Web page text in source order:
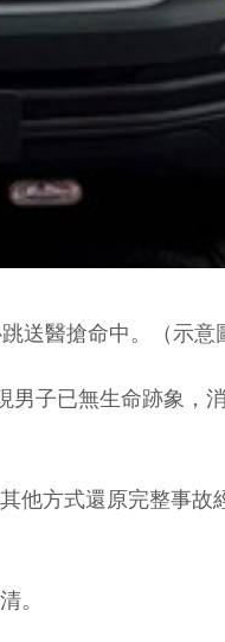
送醫搶命中。（示意
子已無生命跡象，
他方式還原完整事故
。